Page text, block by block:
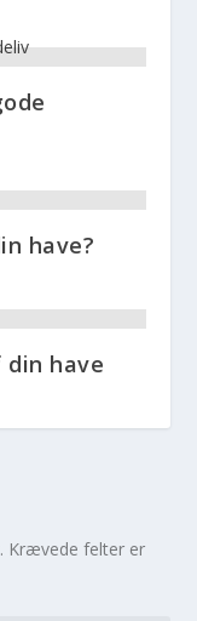
have?
have
Krævede felter er